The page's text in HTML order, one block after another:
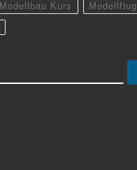
Modellbau Kurs Modellflug